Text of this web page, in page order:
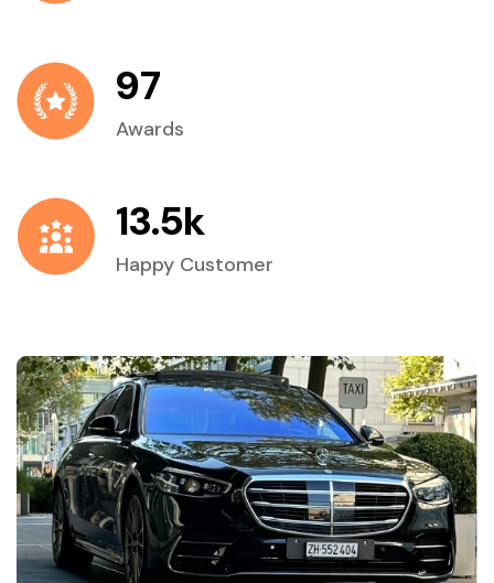
97
Awards
13.5k
Happy Customer